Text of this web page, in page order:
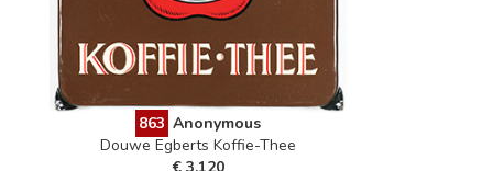
863 Anonymous
Douwe Egberts Koffie-Thee